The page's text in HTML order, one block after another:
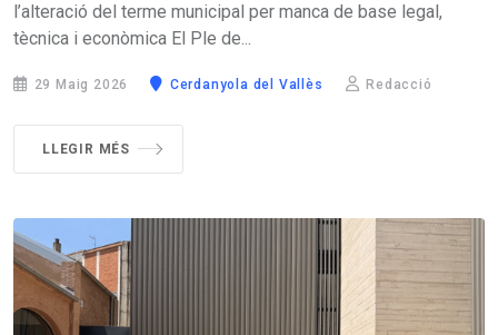
l’alteració del terme municipal per manca de base legal,
tècnica i econòmica El Ple de...
29 Maig 2026 Cerdanyola del Vallès Redacció
LLEGIR MÉS